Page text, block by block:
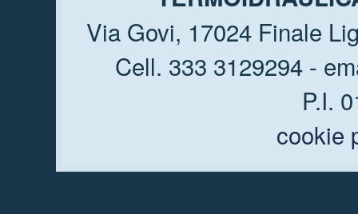
Via Govi, 17024 Finale
Cell. 333 3129294 -
P.I.
cookie